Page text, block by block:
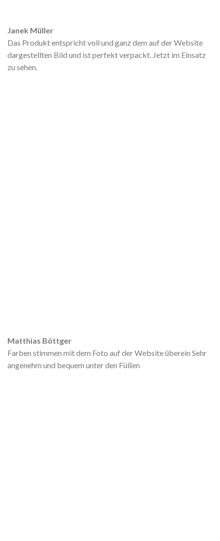
Janek Müller
Das Produkt entspricht voll und ganz dem auf der Website
dargestellten Bild und ist perfekt verpackt. Jetzt im Einsatz
zu sehen.
Matthias Böttger
Farben stimmen mit dem Foto auf der Website überein Sehr
angenehm und bequem unter den Füßen